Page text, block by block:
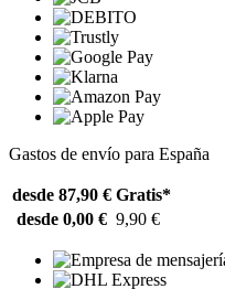
Gastos de envío para España
desde 87,90 € Gratis*
desde 0,00 € 9,90 €